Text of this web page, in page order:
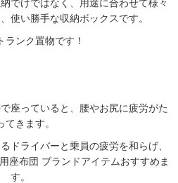
でけではなく、用途に合わせて様々
使い勝手な収納ボックスです。
ランク置物です！
座っていると、腰やお尻に疲労がた
てきます。
ドライバーと乗員の疲労を和らげ、
座布団 ブランドアイテムおすすめま
す。